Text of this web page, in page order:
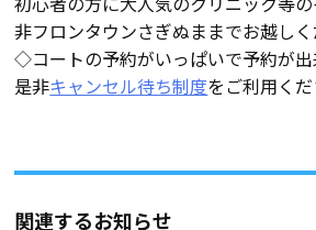
非フロンタウンさぎぬままでお越しく
◇コートの予約がいっぱいで予約が
是非キャンセル待ち制度をご利用くだ
関連するお知らせ